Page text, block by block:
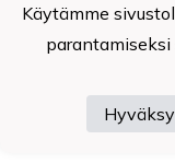
Powered by
Käytämme